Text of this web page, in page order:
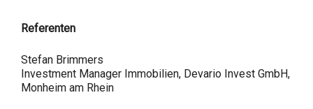
Referenten
Stefan Brimmers
Investment Manager Immobilien, Devario Invest GmbH,
Monheim am Rhein